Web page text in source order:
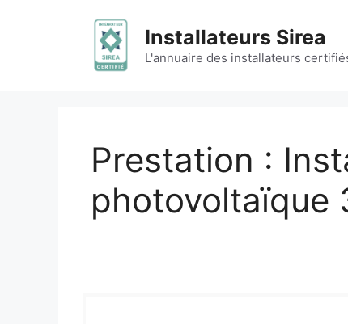
Installateurs Sirea
L'annuaire des installateurs
Prestation :
photovoltaïque